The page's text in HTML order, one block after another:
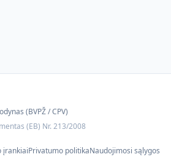
(BVPŽ / CPV)
(EB) Nr. 213/2008
įrankiaiPrivatumo politikaNaudojimosi sąlygos